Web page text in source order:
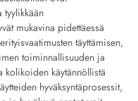
mukavina pidettäessä
täyttämisen,
toiminnallisuuden ja
kolikoiden käytännöllistä
hyväksyntäprosessit,